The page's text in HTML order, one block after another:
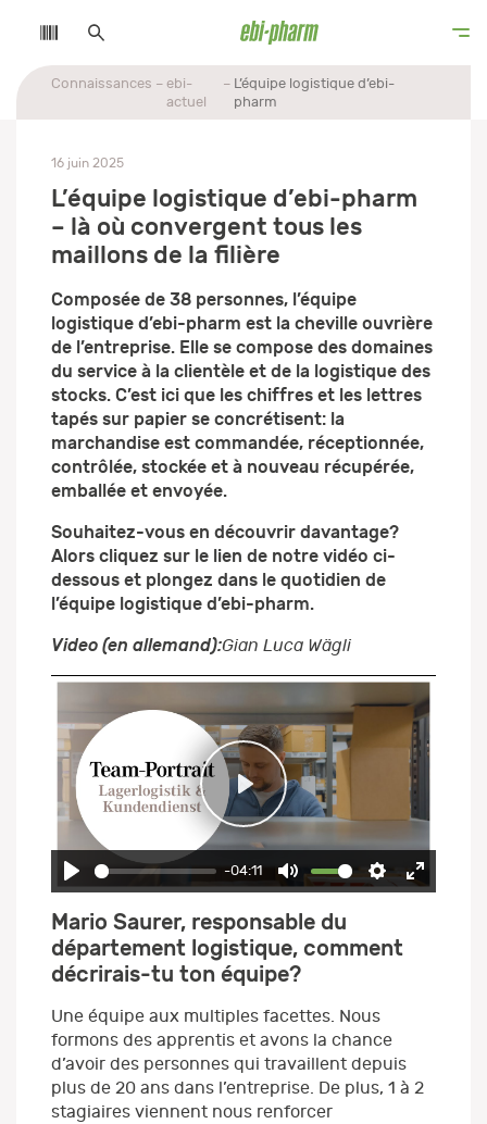
Connaissances
ebi-
actuel
L’équipe logistique d’ebi-
pharm
16 juin 2025
L’équipe logistique d’ebi-pharm
– là où convergent tous les
maillons de la filière
Composée de 38 personnes, l’équipe
logistique d’ebi-pharm est la cheville ouvrière
de l’entreprise. Elle se compose des domaines
du service à la clientèle et de la logistique des
stocks. C’est ici que les chiffres et les lettres
tapés sur papier se concrétisent: la
marchandise est commandée, réceptionnée,
contrôlée, stockée et à nouveau récupérée,
emballée et envoyée.
Souhaitez-vous en découvrir davantage?
Alors cliquez sur le lien de notre vidéo ci-
dessous et plongez dans le quotidien de
l’équipe logistique d’ebi-pharm.
Video (en allemand):Gian Luca Wägli
Play
-04:11
Mute Settings
Enter
Play
Mario Saurer, responsable du
département logistique, comment
décrirais-tu ton équipe?
Une équipe aux multiples facettes. Nous
formons des apprentis et avons la chance
d’avoir des personnes qui travaillent depuis
plus de 20 ans dans l’entreprise. De plus, 1 à 2
stagiaires viennent nous renforcer